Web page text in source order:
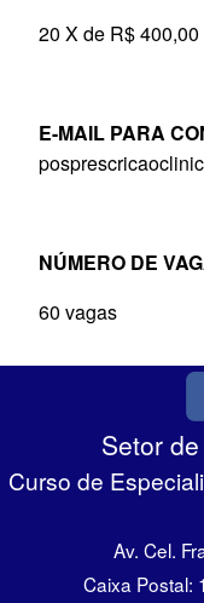
20 X de R$ 400,00
E-MAIL PARA
NÚMERO DE
60 vagas
Setor
Curso de
Av. Cel.
Caixa Postal: